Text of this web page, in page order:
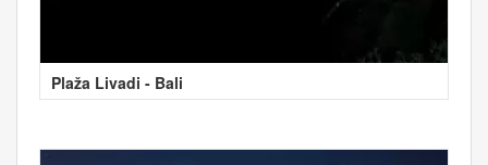
Plaža Livadi - Bali